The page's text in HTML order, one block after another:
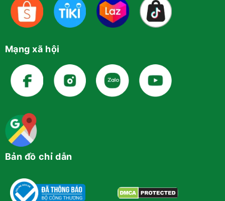
Mạng xã hội
Bản đồ chỉ dẫn